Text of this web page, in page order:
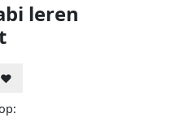
leren